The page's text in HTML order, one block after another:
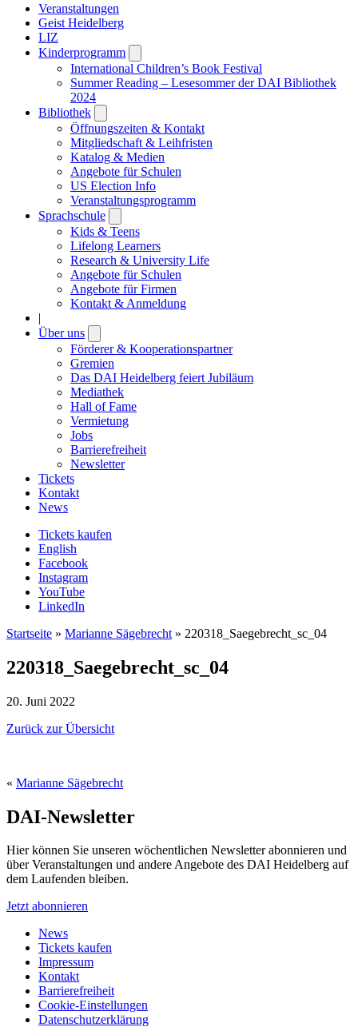
Veranstaltungen
Geist Heidelberg
LIZ
Kinderprogramm
submenu
International Children’s Book Festival
Summer Reading – Lesesommer der DAI Bibliothek
2024
Bibliothek
submenu
Öffnungszeiten & Kontakt
Mitgliedschaft & Leihfristen
Katalog & Medien
Angebote für Schulen
US Election Info
Veranstaltungsprogramm
Sprachschule
submenu
Kids & Teens
Lifelong Learners
Research & University Life
Angebote für Schulen
Angebote für Firmen
Kontakt & Anmeldung
|
Über uns
submenu
Förderer & Kooperationspartner
Gremien
Das DAI Heidelberg feiert Jubiläum
Mediathek
Hall of Fame
Vermietung
Jobs
Barrierefreiheit
Newsletter
Tickets
Kontakt
News
Tickets kaufen
English
Facebook
Instagram
YouTube
LinkedIn
Startseite » Marianne Sägebrecht » 220318_Saegebrecht_sc_04
220318_Saegebrecht_sc_04
20. Juni 2022
Zurück zur Übersicht
« Marianne Sägebrecht
DAI-Newsletter
Hier können Sie unseren wöchentlichen Newsletter abonnieren und
über Veranstaltungen und andere Angebote des DAI Heidelberg auf
dem Laufenden bleiben.
Jetzt abonnieren
News
Tickets kaufen
Impressum
Kontakt
Barrierefreiheit
Cookie-Einstellungen
Datenschutzerklärung